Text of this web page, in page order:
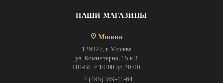
НАШИ МАГАЗИНЫ
Москва
129327, г. Москва
ул. Коминтерна, 15 к.3
ПН-ВС с 10:00 до 20:00
+7 (495) 369-41-64